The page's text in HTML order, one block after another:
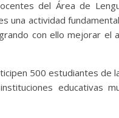
del Área de
una actividad
con ello mejorar
500 estudiantes de
educativas